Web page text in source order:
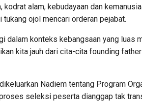
alam, kebudayaan dan
ojol mencari orderan pejabat.
dalam konteks kebangsaan yang luas
kita jauh dari cita-cita founding
Nadiem tentang Program
seleksi peserta dianggap tak